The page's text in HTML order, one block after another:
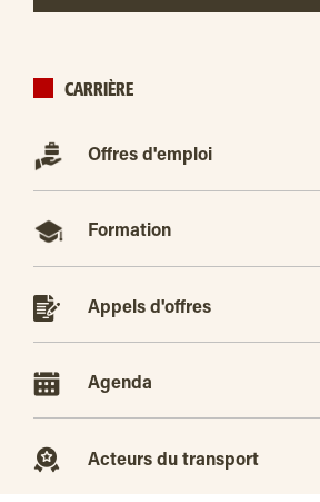
CARRIÈRE
Offres d'emploi
Formation
Appels d'offres
Agenda
Acteurs du transport